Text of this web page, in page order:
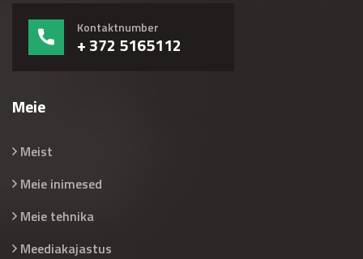
Kontaktnumber
+ 372 5165112
Meie
Meist
Meie inimesed
Meie tehnika
Meediakajastus